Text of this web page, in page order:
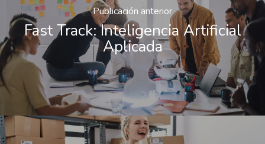
Publicación anterior
Fast Track: Inteligencia Artificial
Aplicada